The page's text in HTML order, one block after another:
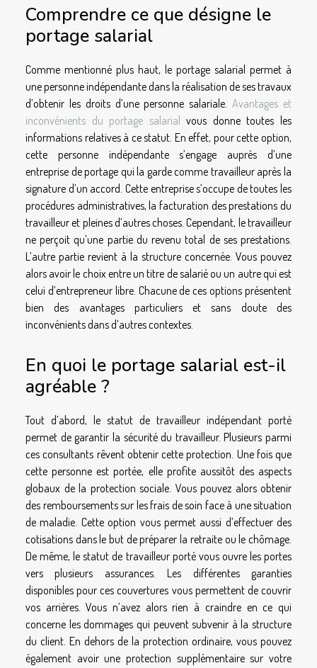
Comprendre ce que désigne le
portage salarial
Comme mentionné plus haut, le portage salarial permet à
une personne indépendante dans la réalisation de ses travaux
d’obtenir les droits d’une personne salariale.Avantages et
inconvénients du portage salarial vous donne toutes les
informations relatives à ce statut. En effet, pour cette option,
cette personne indépendante s’engage auprès d’une
entreprise de portage qui la garde comme travailleur après la
signature d’un accord. Cette entreprise s’occupe de toutes les
procédures administratives, la facturation des prestations du
travailleur et pleines d’autres choses. Cependant, le travailleur
ne perçoit qu’une partie du revenu total de ses prestations.
L’autre partie revient à la structure concernée. Vous pouvez
alors avoir le choix entre un titre de salarié ou un autre qui est
celui d’entrepreneur libre. Chacune de ces options présentent
bien des avantages particuliers et sans doute des
inconvénients dans d’autres contextes.
En quoi le portage salarial est-il
agréable ?
Tout d’abord, le statut de travailleur indépendant porté
permet de garantir la sécurité du travailleur. Plusieurs parmi
ces consultants rêvent obtenir cette protection. Une fois que
cette personne est portée, elle profite aussitôt des aspects
globaux de la protection sociale. Vous pouvez alors obtenir
des remboursements sur les frais de soin face à une situation
de maladie. Cette option vous permet aussi d’effectuer des
cotisations dans le but de préparer la retraite ou le chômage.
De même, le statut de travailleur porté vous ouvre les portes
vers plusieurs assurances. Les différentes garanties
disponibles pour ces couvertures vous permettent de couvrir
vos arrières. Vous n’avez alors rien à craindre en ce qui
concerne les dommages qui peuvent subvenir à la structure
du client. En dehors de la protection ordinaire, vous pouvez
également avoir une protection supplémentaire sur votre